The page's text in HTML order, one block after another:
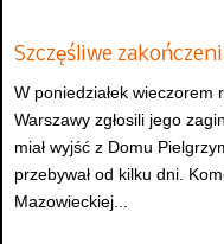
Szczęśliwe
W poniedziałek
Warszawy zgłosili jego
miał wyjść z Domu
przebywał od kilku dni.
Mazowieckiej...